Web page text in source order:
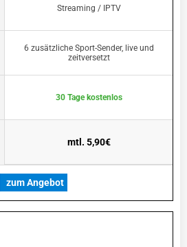
Streaming / IPTV
6 zusätzliche Sport-Sender, live und
zeitversetzt
30 Tage kostenlos
mtl. 5,90€
zum Angebot